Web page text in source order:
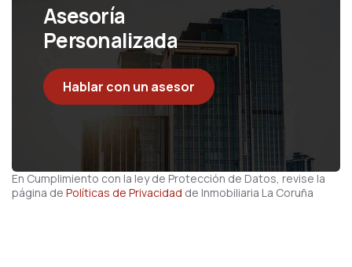
Asesoría
Personalizada
Hablar con un asesor
En Cumplimiento con la ley de Protección de Datos, revise la
página de Políticas de Privacidad de Inmobiliaria La Coruña